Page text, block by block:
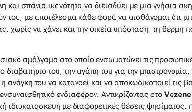
και σπάνια ικανότητα να διεισδύει με μια γνήσια
του, με αποτέλεσμα κάθε φορά να αισθάνομαι ότι
χωρίς να χάνει και την οικεία υπόσταση, τη θέρμη
αμάλγαμα στο οποίο ενσωματώνει τις
διαβατήριο του, την αγάπη του για την
ανάγκη του να κατανοεί και να αποκωδικοποιεί τις
ενδιαφέρον. Αντικρίζοντας στο
ιδιοκατασκευή με διαφορετικές θέσεις